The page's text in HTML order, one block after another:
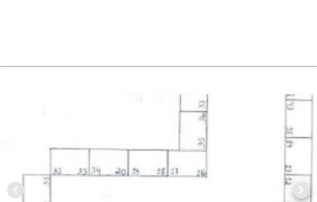
chevron_left chevron_right